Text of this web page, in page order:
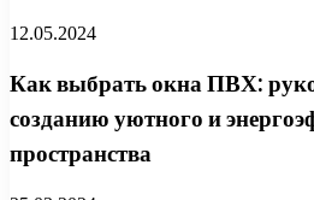
12.05.2024
Как выбрать окна ПВХ:
созданию уютного и
пространства